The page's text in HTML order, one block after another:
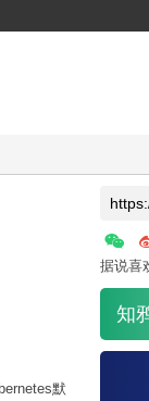
默
据说喜
知